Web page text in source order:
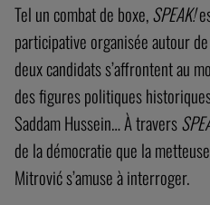
Tel un combat de boxe,SPEAK!
participative organisée autour
deux candidats s’affrontent au
des figures politiques
Saddam Hussein… À travers
de la démocratie que la
Mitrović s’amuse à interroger.